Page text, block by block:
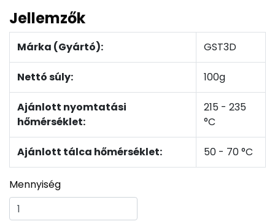
Jellemzők
Márka (Gyártó): GST3D
Nettó súly: 100g
Ajánlott nyomtatási
hőmérséklet:
215 - 235
°C
Ajánlott tálca hőmérséklet: 50 - 70 °C
Mennyiség